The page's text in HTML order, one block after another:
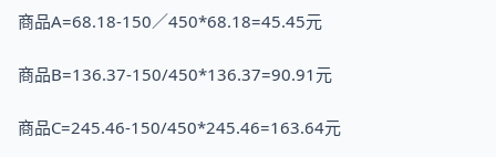
商品A=68.18-150／450*68.18=45.45元
商品B=136.37-150/450*136.37=90.91元
商品C=245.46-150/450*245.46=163.64元